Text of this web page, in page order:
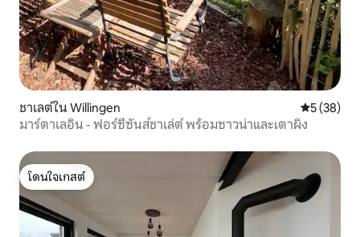
ชาเลต์ใน Willingen คะแนนเฉลี่
5 (38)
มาร์ตาเลอิน - ฟอร์ซีซันส์ชาเล่ต์ พร้อมซาวน่าและเตาผิง
โดนใจเกสต์
โดนใจเกสต์